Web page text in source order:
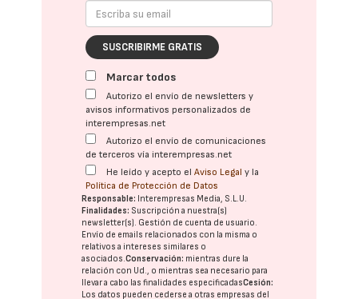
SUSCRIBIRME GRATIS
Marcar todos
Autorizo el envío de newsletters y
avisos informativos personalizados de
interempresas.net
Autorizo el envío de comunicaciones
de terceros vía interempresas.net
He leído y acepto elAviso Legal y la
Política de Protección de Datos
Responsable: Interempresas Media, S.L.U.
Finalidades: Suscripción a nuestra(s)
newsletter(s). Gestión de cuenta de usuario.
Envío de emails relacionados con la misma o
relativos a intereses similares o
asociados.Conservación: mientras dure la
relación con Ud., o mientras sea necesario para
llevar a cabo las finalidades especificadasCesión:
Los datos pueden cederse a otras empresas del